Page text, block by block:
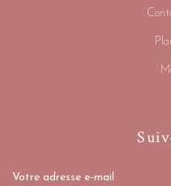
Votre adresse e-mail